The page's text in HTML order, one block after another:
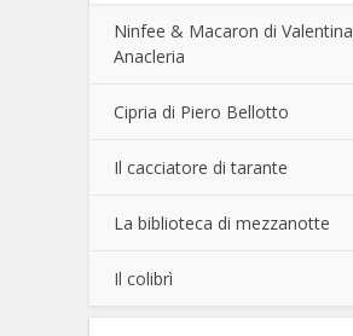
Ninfee & Macaron di Valentina
Anacleria
Cipria di Piero Bellotto
Il cacciatore di tarante
La biblioteca di mezzanotte
Il colibrì